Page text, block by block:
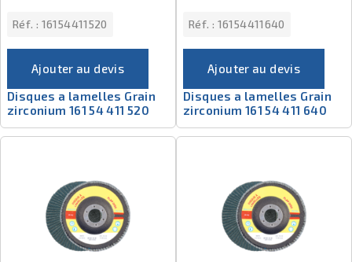
Réf. : 16154411520
Ajouter au devis
Disques a lamelles Grain
zirconium 161 54 411 520
Réf. : 16154411640
Ajouter au devis
Disques a lamelles Grain
zirconium 161 54 411 640